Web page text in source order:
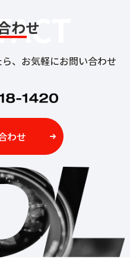
わせ
、お気軽にお問い合わせ
わせ